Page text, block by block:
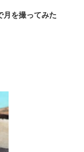
月を撮ってみた